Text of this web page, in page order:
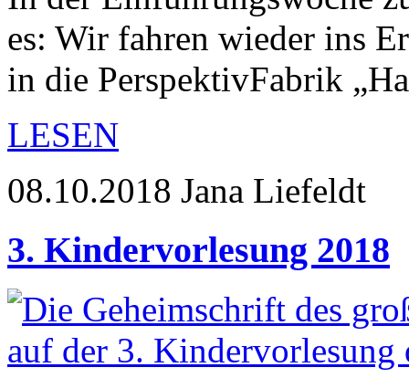
es: Wir fahren wieder ins
in die PerspektivFabrik
LESEN
08.10.2018 Jana Liefeldt
3. Kindervorlesung 2018